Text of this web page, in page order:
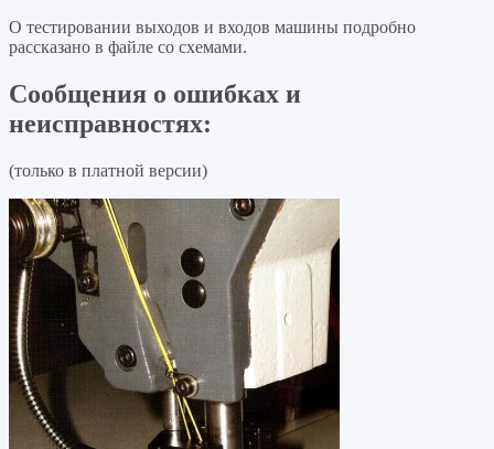
О тестировании выходов и входов машины подробно
рассказано в файле со схемами.
Сообщения о ошибках и
неисправностях:
(только в платной версии)